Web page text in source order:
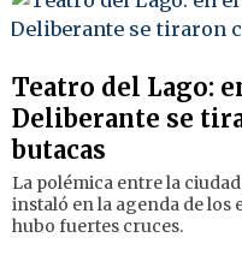
Teatro del Lago:
Deliberante se
butacas
La polémica entre la
instaló en la agenda de los
hubo fuertes cruces.